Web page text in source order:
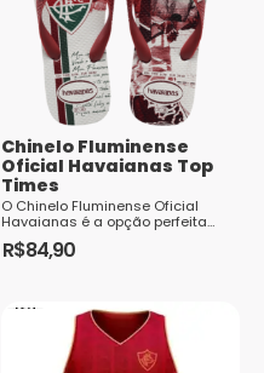
opções
podem
escolhidas
na
página
do
produto
Chinelo Fluminense
Oficial Havaianas Top
Times
O Chinelo Fluminense Oficial
Havaianas é a opção perfeita
para os torcedores do Fluminense
que desejam mostrar seu amor
R$84,90
produto